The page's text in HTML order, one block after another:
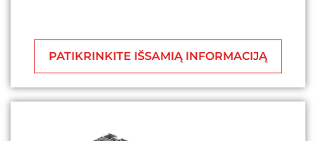
PATIKRINKITE IŠSAMIĄ INFORMACIJĄ